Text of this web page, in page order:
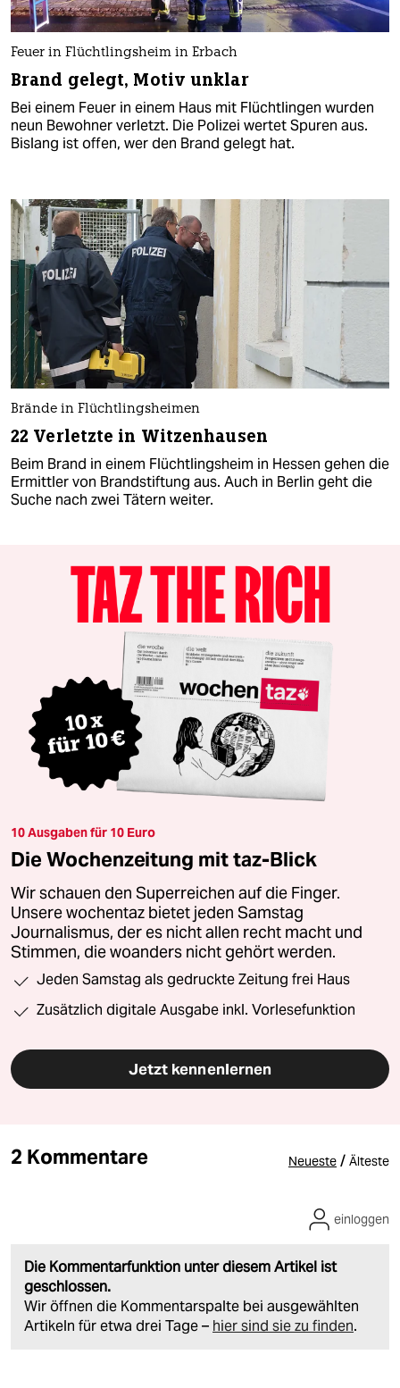
Feuer in Flüchtlingsheim in Erbach
Brand gelegt, Motiv unklar
Bei einem Feuer in einem Haus mit Flüchtlingen wurden
neun Bewohner verletzt. Die Polizei wertet Spuren aus.
Bislang ist offen, wer den Brand gelegt hat.
Brände in Flüchtlingsheimen
22 Verletzte in Witzenhausen
Beim Brand in einem Flüchtlingsheim in Hessen gehen die
Ermittler von Brandstiftung aus. Auch in Berlin geht die
Suche nach zwei Tätern weiter.
10 Ausgaben für 10 Euro
Die Wochenzeitung mit taz-Blick
Wir schauen den Superreichen auf die Finger.
Unsere wochentaz bietet jeden Samstag
Journalismus, der es nicht allen recht macht und
Stimmen, die woanders nicht gehört werden.
Jeden Samstag als gedruckte Zeitung frei Haus
Zusätzlich digitale Ausgabe inkl. Vorlesefunktion
Jetzt kennenlernen
2 Kommentare Neueste / Älteste
Die Kommentarfunktion unter diesem Artikel ist
geschlossen.
Wir öffnen die Kommentarspalte bei ausgewählten
Artikeln für etwa drei Tage – hier sind sie zu finden.
einloggen